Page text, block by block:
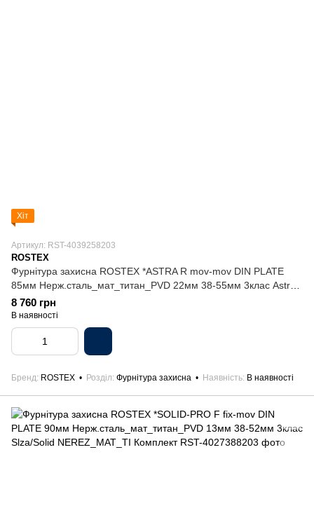
Хіт
Артикул: RST-4039258203
ROSTEX
Фурнітура захисна ROSTEX *ASTRA R mov-mov DIN PLATE
85мм Нерж.сталь_мат_титан_PVD 22мм 38-55мм 3клас Astra
NEREZ_MAT_TI Комплект
8 760 грн
В наявності
Бренд ROSTEX Розділ Фурнітура захисна Наявність В наявності